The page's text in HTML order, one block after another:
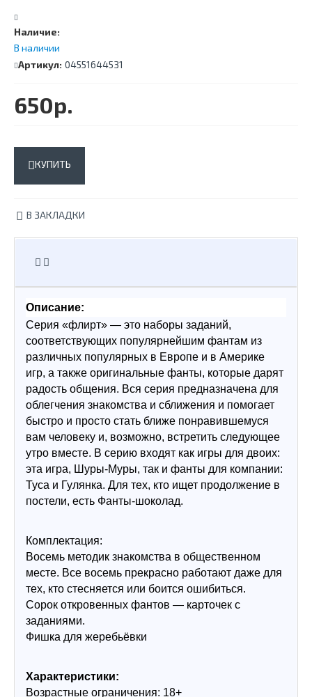
Наличие:
В наличии
Артикул: 04551644531
650р.
КУПИТЬ
В ЗАКЛАДКИ
Описание:
Серия «флирт» — это наборы заданий,
соответствующих популярнейшим фантам из
различных популярных в Европе и в Америке
игр, а также оригинальные фанты, которые дарят
радость общения. Вся серия предназначена для
облегчения знакомства и сближения и помогает
быстро и просто стать ближе понравившемуся
вам человеку и, возможно, встретить следующее
утро вместе. В серию входят как игры для двоих:
эта игра, Шуры-Муры, так и фанты для компании:
Туса и Гулянка. Для тех, кто ищет продолжение в
постели, есть Фанты-шоколад.
Комплектация:
Восемь методик знакомства в общественном
месте. Все восемь прекрасно работают даже для
тех, кто стесняется или боится ошибиться.
Сорок откровенных фантов — карточек с
заданиями.
Фишка для жеребьёвки
Характеристики:
Возрастные ограничения: 18+